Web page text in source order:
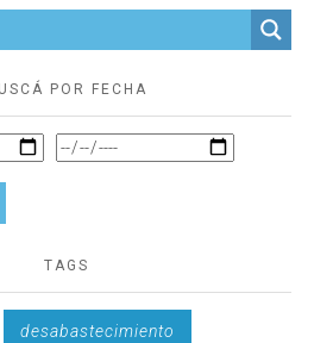
POR FECHA
TAGS
desabastecimiento